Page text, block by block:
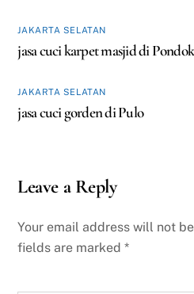
JAKARTA SELATAN
jasa cuci karpet masjid di
JAKARTA SELATAN
jasa cuci gorden di Pulo
Leave a Reply
Your email address will not
fields are marked*